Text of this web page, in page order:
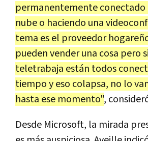
permanentemente conectado
nube o haciendo una
tema es el proveedor
pueden vender una cosa pero
teletrabaja están todos
tiempo y eso colapsa, no lo
hasta ese momento",
Desde Microsoft, la mirada